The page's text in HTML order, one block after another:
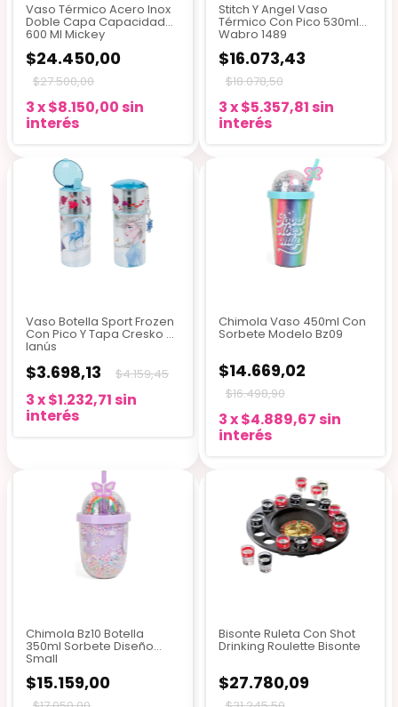
Vaso Térmico Acero Inox
Doble Capa Capacidad
600 Ml Mickey
$24.450,00
$27.500,00
3x$8.150,00 sin
interés
Stitch Y Angel Vaso
Térmico Con Pico 530ml
Wabro 1489
$16.073,43
$18.078,50
3x$5.357,81 sin
interés
Vaso Botella Sport Frozen
Con Pico Y Tapa Cresko -
lanús
$3.698,13 $4.159,45
3x$1.232,71 sin
interés
Chimola Vaso 450ml Con
Sorbete Modelo Bz09
$14.669,02
$16.498,90
3x$4.889,67 sin
interés
Chimola Bz10 Botella
350ml Sorbete Diseño
Small
$15.159,00
Bisonte Ruleta Con Shot
Drinking Roulette Bisonte
$27.780,09